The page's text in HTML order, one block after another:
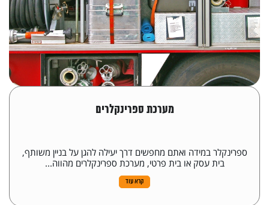
מערכת ספרינקלרים
ספרינקלר במידה ואתם מחפשים דרך יעילה להגן על בניין משותף,
בית עסק או בית פרטי, מערכת ספרינקלרים מהווה...
קרא עוד